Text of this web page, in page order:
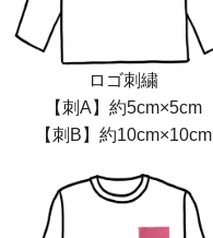
ロゴ刺繍
【刺A】約5cm×5cm
【刺B】約10cm×10cm